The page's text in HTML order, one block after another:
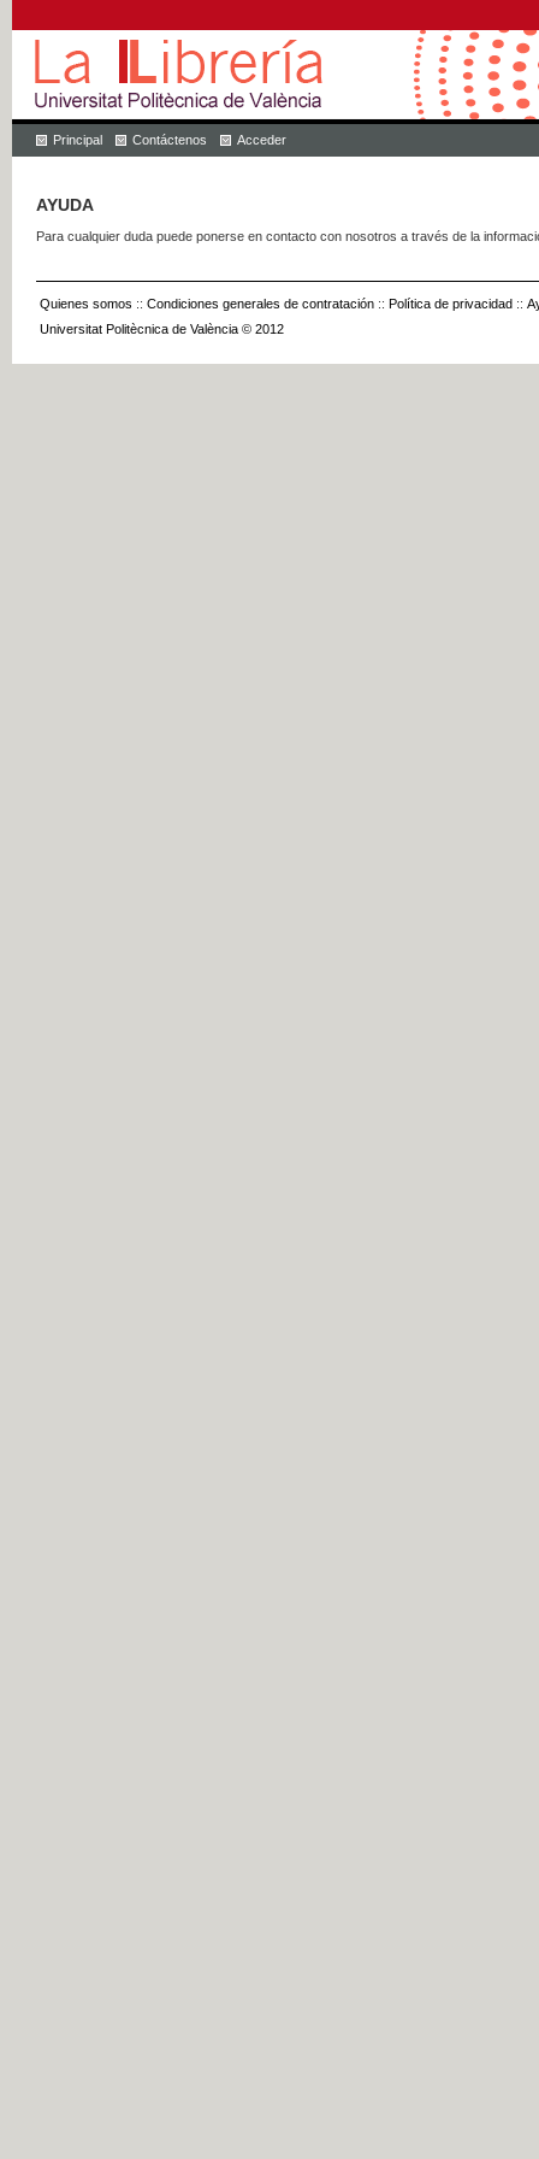
Principal Contáctenos Acceder
AYUDA
Para cualquier duda puede ponerse en contacto con nosotros a través de la
Quienes somos :: Condiciones generales de contratación :: Política de privacidad ::
Universitat Politècnica de València © 2012